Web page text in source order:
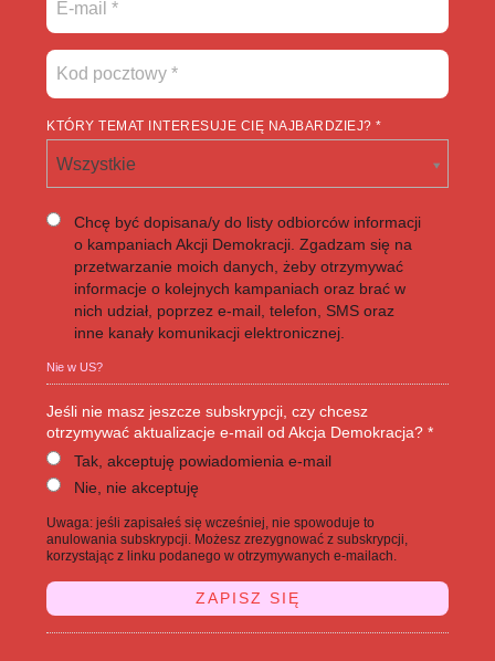
KTÓRY TEMAT INTERESUJE CIĘ NAJBARDZIEJ? *
Wszystkie
Chcę być dopisana/y do listy odbiorców informacji
o kampaniach Akcji Demokracji. Zgadzam się na
przetwarzanie moich danych, żeby otrzymywać
informacje o kolejnych kampaniach oraz brać w
nich udział, poprzez e-mail, telefon, SMS oraz
inne kanały komunikacji elektronicznej.
Nie wUS?
Jeśli nie masz jeszcze subskrypcji, czy chcesz
otrzymywać aktualizacje e-mail od Akcja Demokracja? *
Tak, akceptuję powiadomienia e-mail
Nie, nie akceptuję
Uwaga: jeśli zapisałeś się wcześniej, nie spowoduje to
anulowania subskrypcji. Możesz zrezygnować z subskrypcji,
korzystając z linku podanego w otrzymywanych e-mailach.